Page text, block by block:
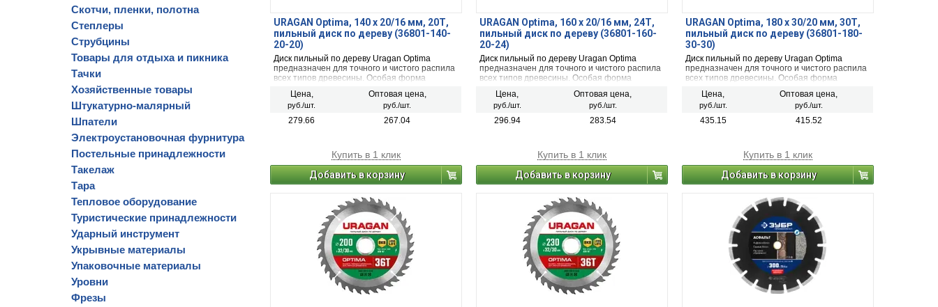
Скотчи, пленки, полотна
Степлеры
Струбцины
Товары для отдыха и пикника
Тачки
Хозяйственные товары
Штукатурно-малярный
Шпатели
Электроустановочная фурнитура
Постельные принадлежности
Такелаж
Тара
Тепловое оборудование
Туристические принадлежности
Ударный инструмент
Укрывные материалы
Упаковочные материалы
Уровни
Фрезы
URAGAN Optima, 140 х 20/16 мм, 20Т,
пильный диск по дереву (36801-140-
20-20)
Диск пильный по дереву Uragan Optima
предназначен для точного и чистого распила
всех типов древесины. Особая форма
наклона верхней плоскости специально
разработана для эффективного и
производительного пиления фанеры,
Цена,
руб./шт.
Оптовая цена,
руб./шт.
279.66 267.04
Купить в 1 клик
Добавить в корзину
URAGAN Optima, 160 х 20/16 мм, 24Т,
пильный диск по дереву (36801-160-
20-24)
Диск пильный по дереву Uragan Optima
предназначен для точного и чистого распила
всех типов древесины. Особая форма
наклона верхней плоскости специально
разработана для эффективного и
производительного пиления фанеры,
Цена,
руб./шт.
Оптовая цена,
руб./шт.
296.94 283.54
Купить в 1 клик
Добавить в корзину
URAGAN Optima, 180 х 30/20 мм, 30Т,
пильный диск по дереву (36801-180-
30-30)
Диск пильный по дереву Uragan Optima
предназначен для точного и чистого распила
всех типов древесины. Особая форма
наклона верхней плоскости специально
разработана для эффективного и
производительного пиления фанеры,
Цена,
руб./шт.
Оптовая цена,
руб./шт.
435.15 415.52
Купить в 1 клик
Добавить в корзину